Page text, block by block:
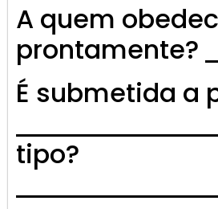
A quem
prontamente?
É submetida a
tipo?